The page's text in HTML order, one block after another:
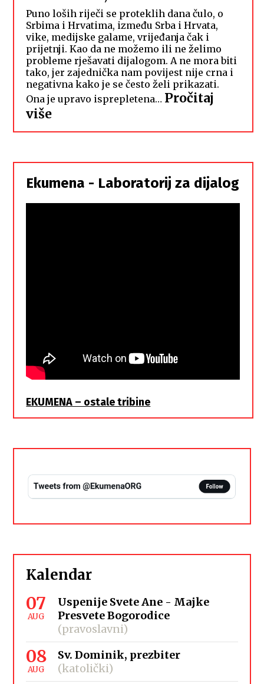
Puno loših riječi se proteklih dana čulo, o
Srbima i Hrvatima, između Srba i Hrvata,
vike, medijske galame, vrijeđanja čak i
prijetnji. Kao da ne možemo ili ne želimo
probleme rješavati dijalogom. A ne mora biti
tako, jer zajednička nam povijest nije crna i
negativna kako je se često želi prikazati.
Ona je upravo isprepletena… Pročitaj
više:
Hrvati
Srbi,
istorodna
braća
Ekumena - Laboratorij za dijalog
EKUMENA – ostale tribine
Kalendar
07
AUG
Uspenije Svete Ane - Majke
Presvete Bogorodice
(pravoslavni)
08
AUG
Sv. Dominik, prezbiter
(katolički)